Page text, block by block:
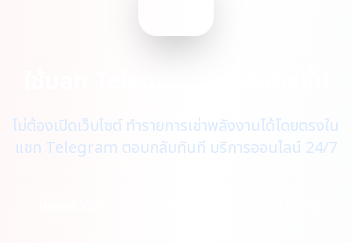
ไม่ต้องเปิดเว็บไซต์ ทำรายการเช่าพลังงานได้โดยตรงใน
แชท Telegram ตอบกลับทันที บริการออนไลน์ 24/7